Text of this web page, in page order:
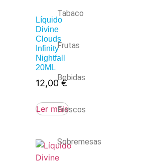
Tabaco
Frutas
Bebidas
Frescos
Sobremesas
Líquido
Divine
Clouds
Infinity
Nightfall
20ML
12,00€
Ler mais